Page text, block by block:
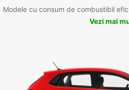
Modele cu consum de combustibil
Vezi mai